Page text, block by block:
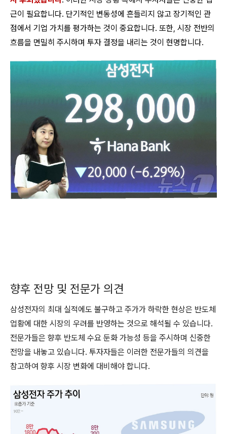
근이 필요합니다. 단기적인 변동성에 흔들리지 않고 장기적인 관
점에서 기업 가치를 평가하는 것이 중요합니다. 또한, 시장 전반의
흐름을 면밀히 주시하며 투자 결정을 내리는 것이 현명합니다.
향후 전망 및 전문가 의견
삼성전자의 최대 실적에도 불구하고 주가가 하락한 현상은 반도체
업황에 대한 시장의 우려를 반영하는 것으로 해석될 수 있습니다.
전문가들은 향후 반도체 수요 둔화 가능성 등을 주시하며 신중한
전망을 내놓고 있습니다. 투자자들은 이러한 전문가들의 의견을
참고하여 향후 시장 변화에 대비해야 합니다.